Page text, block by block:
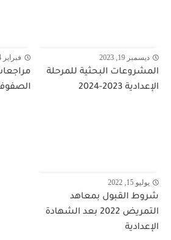
ديسمبر 19, 2023
المشروعات البحثية للمرحلة
الإعدادية 2023-2024
فبراير 14, 2023
يوليو 15, 2022
شروط القبول بمعاهد
التمريض 2022 بعد الشهادة
الإعدادية